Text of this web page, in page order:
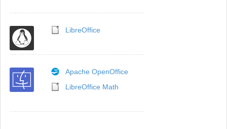
LibreOffice
Apache OpenOffice
LibreOffice Math